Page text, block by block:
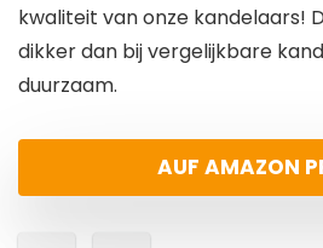
kwaliteit van onze kandelaars!
dikker dan bij vergelijkbare
duurzaam.
AUF AMAZON